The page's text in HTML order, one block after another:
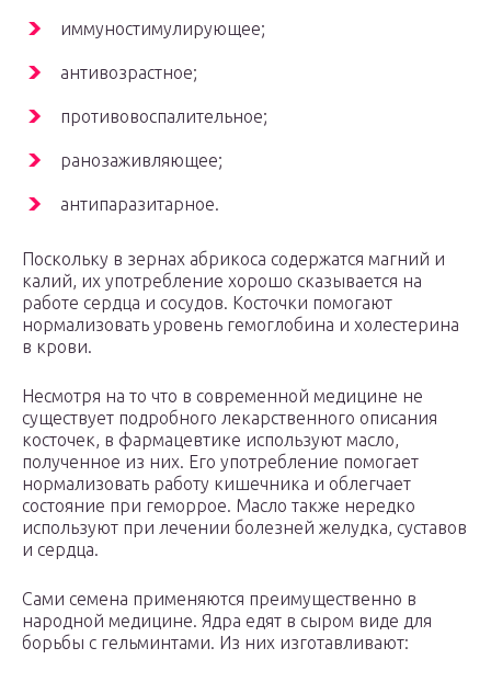
иммуностимулирующее;
антивозрастное;
противовоспалительное;
ранозаживляющее;
антипаразитарное.
Поскольку в зернах абрикоса содержатся магний и
калий, их употребление хорошо сказывается на
работе сердца и сосудов. Косточки помогают
нормализовать уровень гемоглобина и холестерина
в крови.
Несмотря на то что в современной медицине не
существует подробного лекарственного описания
косточек, в фармацевтике используют масло,
полученное из них. Его употребление помогает
нормализовать работу кишечника и облегчает
состояние при геморрое. Масло также нередко
используют при лечении болезней желудка, суставов
и сердца.
Сами семена применяются преимущественно в
народной медицине. Ядра едят в сыром виде для
борьбы с гельминтами. Из них изготавливают: